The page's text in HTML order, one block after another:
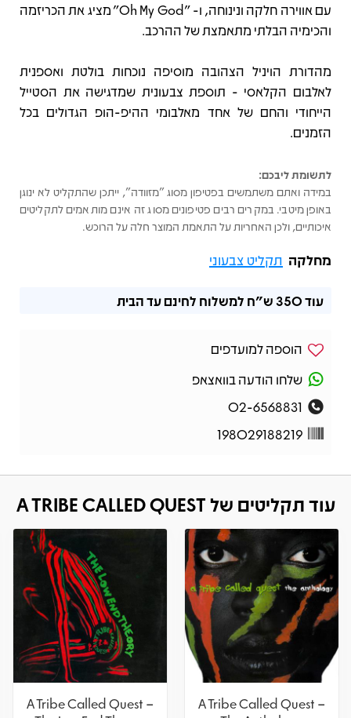
עם אווירה חלקה ונינוחה, ו- "Oh My God" מציג את הכריזמה
והכימיה הבלתי מתאמצת של ההרכב.
מהדורת הויניל הצהובה מוסיפה נוכחות בולטת ואספנית
לאלבום הקלאסי - תוספת צבעונית שמדגישה את הסטייל
הייחודי והחם של אחד מאלבומי ההיפ-הופ הגדולים בכל
הזמנים.
לתשומת ליבכם:
במידה ואתם משתמשים בפטיפון מסוג "מזוודה", ייתכן שהתקליט לא ינוגן
באופן מיטבי. במקרים רבים פטיפונים מסוג זה אינם מותאמים לתקליטים
איכותיים, ולכן האחריות על התאמת המוצר חלה על הרוכש.
מחלקה תקליט צבעוני
עוד350 ש"ח למשלוח לחינם עד הבית
הוספה למועדפים
שלחו הודעה בוואצאפ
02-6568831
198029188219
עוד תקליטים של A TRIBE CALLED QUEST
A Tribe Called Quest –
A Tribe Called Quest –